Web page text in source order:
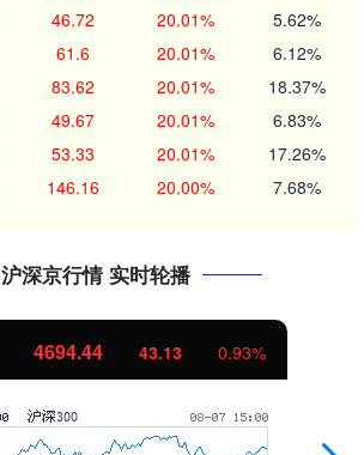
46.72 20.01% 5.62%
61.6 20.01% 6.12%
83.62 20.01% 18.37%
49.67 20.01% 6.83%
53.33 20.01% 17.26%
146.16 20.00% 7.68%
沪深京行情 实时轮播
4694.44 43.13 0.93%